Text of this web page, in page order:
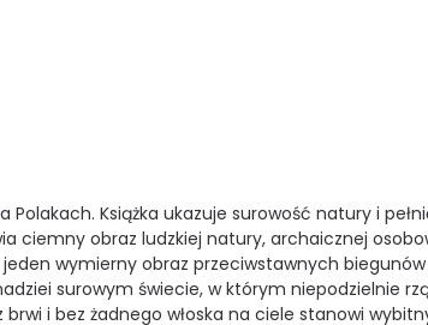
Książka ukazuje surowość natury i
ciemny obraz ludzkiej natury, archaicznej
wymierny obraz przeciwstawnych biegunów
surowym świecie, w którym niepodzielnie
i bez żadnego włoska na ciele stanowi